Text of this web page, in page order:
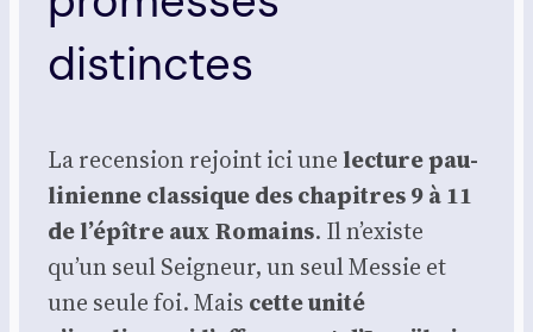
distinctes
La recen­sion rejoint ici une lec­ture pau­
li­nienne clas­sique des cha­pitres 9 à 11
de l’épître aux Romains. Il n’existe
qu’un seul Sei­gneur, un seul Mes­sie et
une seule foi. Mais cette uni­té